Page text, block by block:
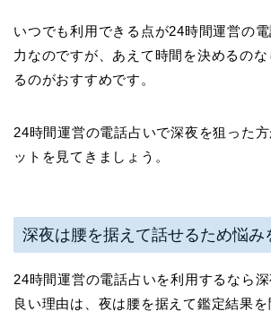
いつでも利用できる点が24時間運営の
力なのですが、あえて時間を決めるの
るのがおすすめです。
24時間運営の電話占いで深夜を狙った
ットを見てきましょう。
深夜は腰を据えて話せるため悩み
24時間運営の電話占いを利用するなら
良い理由は、夜は腰を据えて鑑定結果を